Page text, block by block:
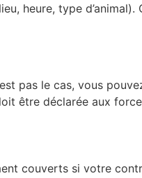
heure, type
pas le cas, vous
être déclarée aux
couverts si votre